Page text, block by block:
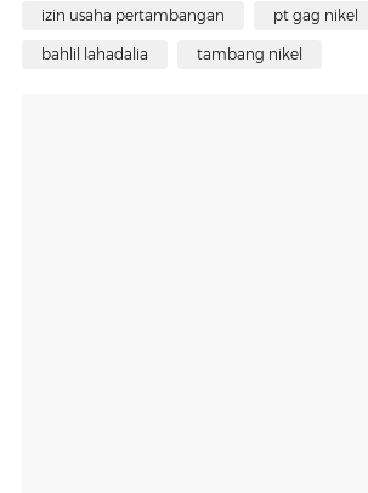
izin usaha pertambangan pt gag nikel
bahlil lahadalia tambang nikel